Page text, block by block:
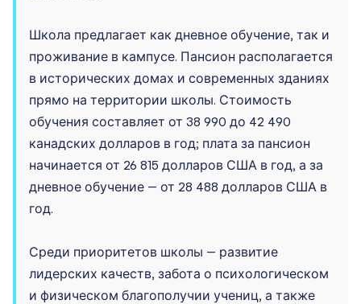
Школа предлагает как дневное обучение, так и
проживание в кампусе. Пансион располагается
в исторических домах и современных зданиях
прямо на территории школы. Стоимость
обучения составляет от 38 990 до 42 490
канадских долларов в год; плата за пансион
начинается от 26 815 долларов США в год, а за
дневное обучение — от 28 488 долларов США в
год.
Среди приоритетов школы — развитие
лидерских качеств, забота о психологическом
и физическом благополучии учениц, а также